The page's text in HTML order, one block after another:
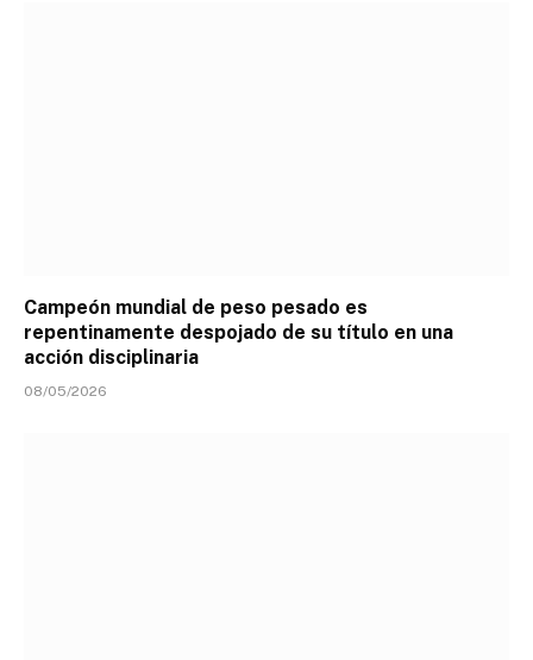
Campeón mundial de peso pesado es
repentinamente despojado de su título en una
acción disciplinaria
08/05/2026